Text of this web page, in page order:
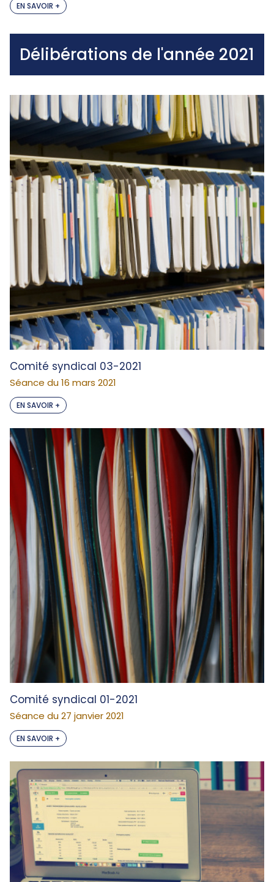
EN SAVOIR +
Délibérations de l'année 2021
Comité syndical 03-2021
Séance du 16 mars 2021
EN SAVOIR +
Comité syndical 01-2021
Séance du 27 janvier 2021
EN SAVOIR +